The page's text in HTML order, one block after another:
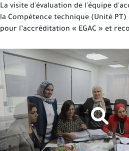
La visite d'évaluation de l'équipe
la Compétence technique (Unité
pour l’accréditation « EGAC » et